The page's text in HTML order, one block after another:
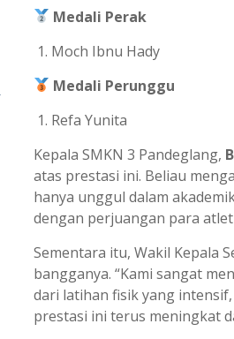
Medali Perak
Moch Ibnu Hady
Medali Perunggu
Refa Yunita
Kepala SMKN 3 Pandeglang,
atas prestasi ini. Beliau
hanya unggul dalam
dengan perjuangan para
Sementara itu, Wakil Kepala
bangganya. “Kami sangat
dari latihan fisik yang
prestasi ini terus meningkat